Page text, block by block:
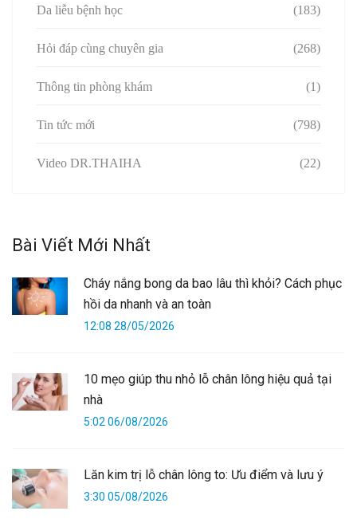
Da liễu bệnh học (183)
Hỏi đáp cùng chuyên gia (268)
Thông tin phòng khám (1)
Tin tức mới (798)
Video DR.THAIHA (22)
Bài Viết Mới Nhất
Cháy nắng bong da bao lâu thì khỏi? Cách phục
hồi da nhanh và an toàn
12:08 28/05/2026
10 mẹo giúp thu nhỏ lỗ chân lông hiệu quả tại
nhà
5:02 06/08/2026
Lăn kim trị lỗ chân lông to: Ưu điểm và lưu ý
3:30 05/08/2026